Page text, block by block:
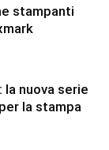
stampanti
la nuova serie
la stampa